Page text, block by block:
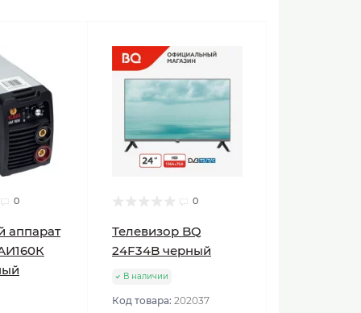
0
аппарат
0
Телевизор BQ
24F34B черный
В наличии
Код товара: 202037